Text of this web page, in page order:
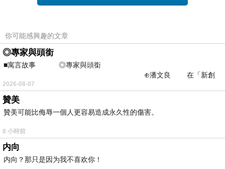
你可能感興趣的文章
◎專家與頭銜
■寓言故事 ◎專家與頭銜
⊕潘文良 在「新創
之谷」裡——
2026-08-07
贊美
贊美可能比侮辱一個人更容易造成永久性的傷害。
8 小時前
内向
内向？那只是因为我不喜欢你！